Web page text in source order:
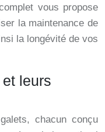
vous propose
la maintenance de
la longévité de vos
leurs
chacun conçu